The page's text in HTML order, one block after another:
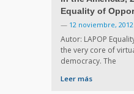
Equality of
— 12 noviembre, 2012
Autor: LAPOP
the very core of
democracy. The
Leer más